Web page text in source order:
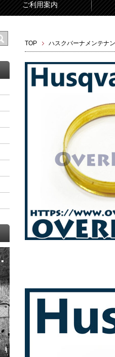
ご利用案内
TOP ハスクバーナメンテナ